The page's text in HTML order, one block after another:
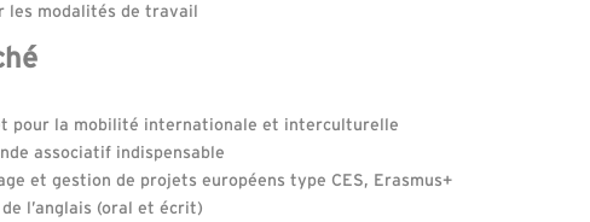
les modalités de travail
pour la mobilité internationale et interculturelle
associatif indispensable
et gestion de projets européens type CES, Erasmus+
l’anglais (oral et écrit)